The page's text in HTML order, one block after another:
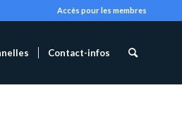
Accès pour les membres
Contact-infos